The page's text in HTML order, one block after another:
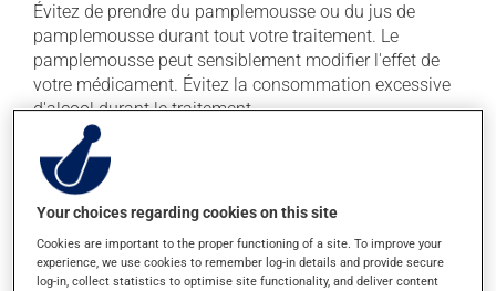
Évitez de prendre du pamplemousse ou du jus de
pamplemousse durant tout votre traitement. Le
pamplemousse peut sensiblement modifier l'effet de
votre médicament. Évitez la consommation excessive
d'alcool durant le traitement.
Effets indésirables
En plus de ses effets recherchés, ce produit peut à
l'occasion entraîner certains effets indésirables (effets
secondaires), notamment :
Your choices regarding cookies on this site
Cookies are important to the proper functioning of a site. To improve your
experience, we use cookies to remember log-in details and provide secure
log-in, collect statistics to optimise site functionality, and deliver content